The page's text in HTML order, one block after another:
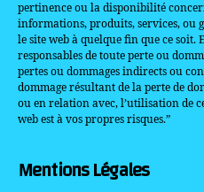
pertinence ou la disponibilité
informations, produits, services, ou
le site web à quelque fin que ce soit.
responsables de toute perte ou
pertes ou dommages indirects ou
dommage résultant de la perte de
ou en relation avec, l’utilisation de
web est à vos propres risques.”
Mentions Légales